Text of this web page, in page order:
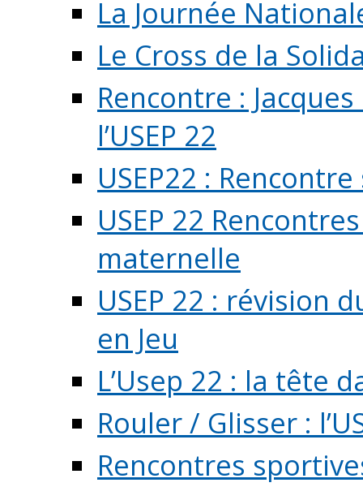
La Journée
Le Cross de la
Rencontre :
l’USEP 22
USEP22 :
USEP 22
maternelle
USEP 22 : révision
en Jeu
L’Usep 22 : la tête
Rouler / Glisser :
Rencontres